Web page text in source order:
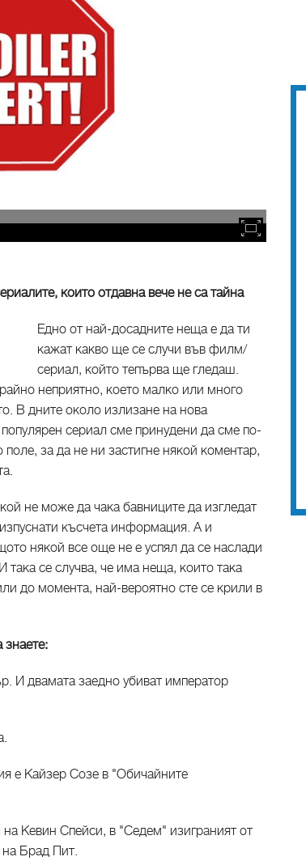
които отдавна вече не са тайна
Едно от най-досадните неща е да ти
кажат какво ще се случи във филм/
сериал, който тепърва ще гледаш.
неприятно, което малко или много
В дните около излизане на нова
сериал сме принудени да сме по-
за да не ни застигне някой коментар,
не може да чака бавниците да изгледат
късчета информация. А и
някой все още не е успял да се наслади
се случва, че има неща, които така
до момента, най-вероятно сте се крили в
знаете:
И двамата заедно убиват император
е Кайзер Созе в "Обичайните
Кевин Спейси, в "Седем" изиграният от
на Брад Пит.